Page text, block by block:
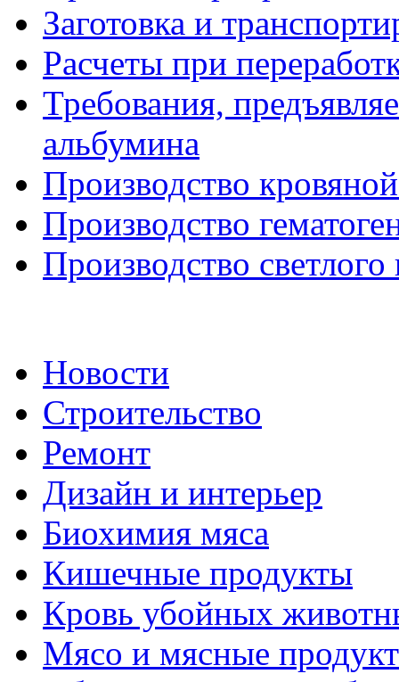
Заготовка и
Расчеты при
Требования,
альбумина
Производство
Производство
Производство
Новости
Строительство
Ремонт
Дизайн и интерьер
Биохимия мяса
Кишечные продукты
Кровь убойных
Мясо и мясные